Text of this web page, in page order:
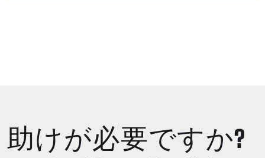
助けが必要ですか?